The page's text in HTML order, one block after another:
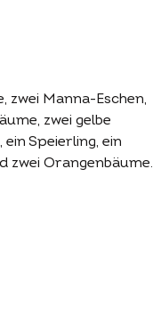
zwei Manna-Eschen,
zwei gelbe
Speierling, ein
zwei Orangenbäume.